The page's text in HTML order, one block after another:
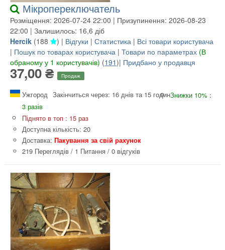
Мікропереключатель
Розміщення: 2026-07-24 22:00 | Призупинення: 2026-08-23
22:00 | Залишилось: 16,6 діб
Hercik (188 ) | Відгуки | Статистика | Всі товари користувача
| Пошук по товарах користувача | Товари по параметрах (В
обраному у 1 користувачів) (191)| Придбано у продавця
37,00 ₴ Продаж
Ужгород Закінчиться через: 16 днів та 15 годинЗнижки 10% :
3 разів
Піднято в топ : 15 раз
Доступна кількість: 20
Доставка: Пакування за свій рахунок
219 Переглядів / 1 Питання / 0 відгуків